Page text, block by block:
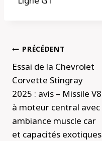
Navigation
de
l’article
PRÉCÉDENT
Essai de la Chevrolet
Corvette Stingray
2025 : avis – Missile V8
à moteur central avec
ambiance muscle car
et capacités exotiques